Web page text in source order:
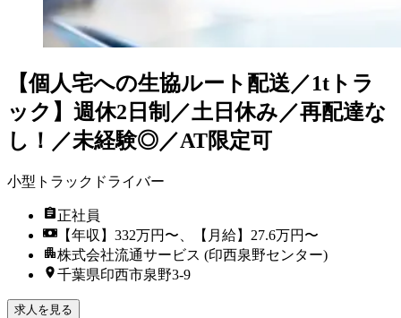
【個人宅への生協ルート配送／1tトラ
ック】週休2日制／土日休み／再配達な
し！／未経験◎／AT限定可
小型トラックドライバー
正社員
【年収】332万円〜、【月給】27.6万円〜
株式会社流通サービス (印西泉野センター)
千葉県印西市泉野3-9
求人を見る